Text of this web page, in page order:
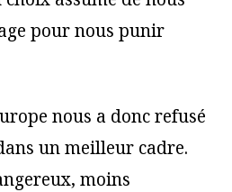
pour nous punir
nous a donc refusé
un meilleur cadre.
moins